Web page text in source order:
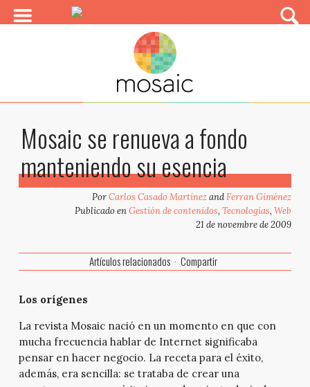
Mosaic se renueva a fondo
manteniendo su esencia
PorCarlos Casado MartínezandFerran Giménez
Publicado enGestión de contenidos,Tecnologías,Web
21 de novembre de 2009
Artículos relacionados Compartir
Los orígenes
La revista Mosaic nació en un momento en que con
mucha frecuencia hablar de Internet significaba
pensar en hacer negocio. La receta para el éxito,
además, era sencilla: se trataba de crear una